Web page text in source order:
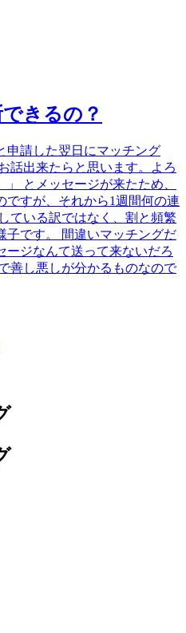
きるの？
申請した翌日にマッチング
話出来たらと思います。よろ
とメッセージが来たため、
ですが、それから1週間何の連
ている訳ではなく、割と頻繁
子です。 間違いマッチングだ
ージなんて送って来ないだろ
善し悪しが分かるものなので